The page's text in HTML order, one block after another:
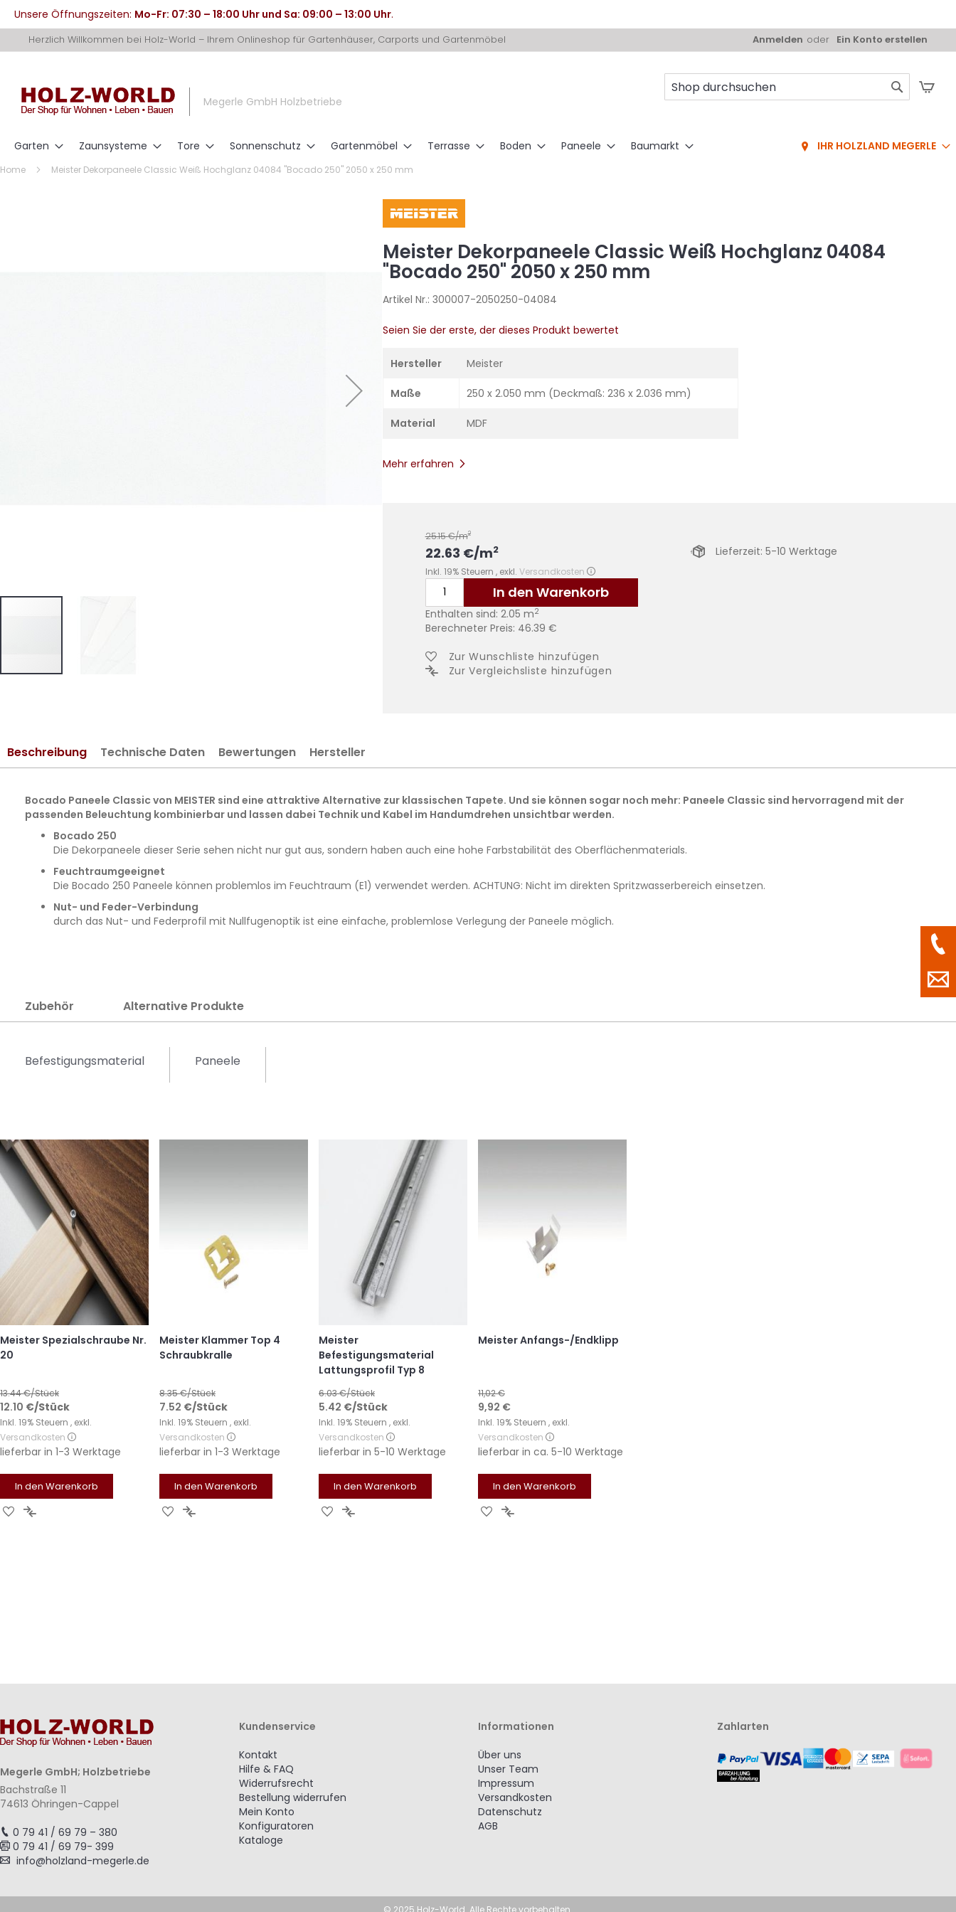
Unsere Öffnungszeiten: Mo-Fr: 07:30 – 18:00 Uhr und Sa: 09:00 – 13:00 Uhr.
zum
Herzlich Willkommen bei Holz-World – Ihrem Onlineshop für Gartenhäuser, Carports und Gartenmöbel Anmelden Ein Konto erstellen
Megerle GmbH Holzbetriebe
Garten Zaunsysteme Tore Sonnenschutz Gartenmöbel Terrasse Boden Paneele Baumarkt IHR HOLZLAND MEGERLE
Home Meister Dekorpaneele Classic Weiß Hochglanz 04084 "Bocado 250" 2050 x 250 mm
springen
Meister Dekorpaneele Classic Weiß Hochglanz 04084
"Bocado 250" 2050 x 250 mm
Artikel Nr.: 300007-2050250-04084
Seien Sie der erste, der dieses Produkt bewertet
Hersteller Meister
Maße 250 x 2.050 mm (Deckmaß: 236 x 2.036 mm)
Material MDF
Mehr erfahren
25.15€/m2
22.63 €/m2
Inkl. 19% Steuern , exkl. Versandkosten
In den Warenkorb
Enthalten sind: 2.05 m2
Berechneter Preis: 46.39 €
Lieferzeit: 5-10 Werktage
Zur Wunschliste hinzufügen
Zur Vergleichsliste hinzufügen
Beschreibung
Bocado Paneele Classic von MEISTER sind eine attraktive Alternative zur klassischen Tapete. Und sie können sogar noch mehr: Paneele Classic sind hervorragend mit der
passenden Beleuchtung kombinierbar und lassen dabei Technik und Kabel im Handumdrehen unsichtbar werden.
Bocado 250
Die Dekorpaneele dieser Serie sehen nicht nur gut aus, sondern haben auch eine hohe Farbstabilität des Oberflächenmaterials.
Feuchtraumgeeignet
Die Bocado 250 Paneele können problemlos im Feuchtraum (E1) verwendet werden. ACHTUNG: Nicht im direkten Spritzwasserbereich einsetzen.
Nut- und Feder-Verbindung
durch das Nut- und Federprofil mit Nullfugenoptik ist eine einfache, problemlose Verlegung der Paneele möglich.
Technische Daten Bewertungen Hersteller
Zubehör
Befestigungsmaterial
Meister Spezialschraube Nr.
20
13.44€/Stück
12.10 €/Stück
Inkl. 19% Steuern , exkl.
Versandkosten
lieferbar in 1-3 Werktage
In den Warenkorb
Zur Zur
Meister Klammer Top 4
Schraubkralle
8.35€/Stück
7.52 €/Stück
Inkl. 19% Steuern , exkl.
Versandkosten
lieferbar in 1-3 Werktage
In den Warenkorb
Zur Zur
Meister
Befestigungsmaterial
Lattungsprofil Typ 8
6.03€/Stück
5.42 €/Stück
Inkl. 19% Steuern , exkl.
Versandkosten
lieferbar in 5-10 Werktage
In den Warenkorb
Zur Zur
Meister Anfangs-/Endklipp
11,02 €
Sonderangebot
9,92 €
Inkl. 19% Steuern , exkl.
Versandkosten
lieferbar in ca. 5-10 Werktage
In den Warenkorb
Zur Zur
Paneele
Alternative Produkte
Megerle GmbH; Holzbetriebe
Bachstraße 11
74613 Öhringen-Cappel
0 79 41 / 69 79 – 380
0 79 41 / 69 79- 399
info@holzland-megerle.de
Kundenservice
Kontakt
Hilfe & FAQ
Widerrufsrecht
Bestellung widerrufen
Mein Konto
Konfiguratoren
Kataloge
Informationen
Über uns
Unser Team
Impressum
Versandkosten
Datenschutz
AGB
Zahlarten
© 2025 Holz-World. Alle Rechte vorbehalten.